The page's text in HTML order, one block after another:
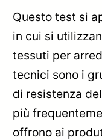
Questo test si
in cui si
tessuti per
tecnici sono i
di resistenza
più
offrono ai